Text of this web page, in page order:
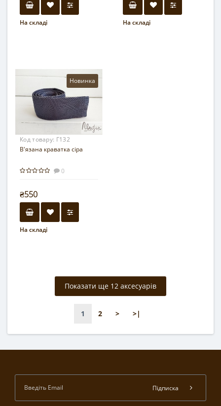
На складі На складі
Новинка
Код товару: Г132
В'язана краватка сіра
0
₴550
На складі
Показати ще 12 аксесуарів
1 2 > >|
Підписка